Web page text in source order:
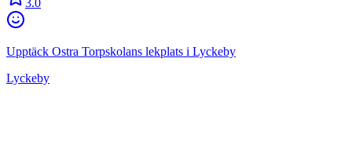
Upptäck Ostra Torpskolans lekplats i Lyckeby
Lyckeby